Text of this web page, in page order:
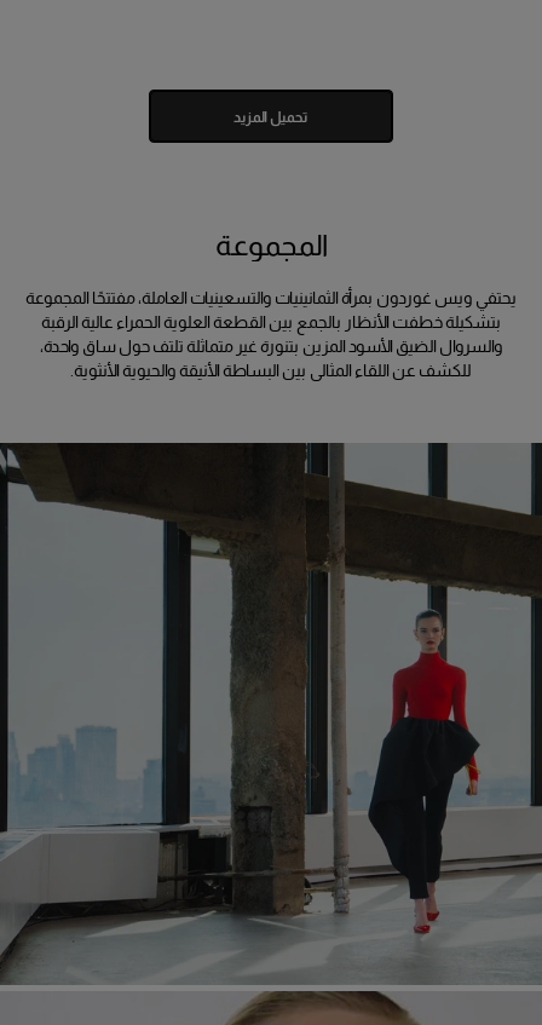
تحميل المزيد
المجموعة
يحتفي ويس غوردون بمرأة الثمانينيات والتسعينيات العاملة، مفتتحًا المجموعة
بتشكيلة خطفت الأنظار بالجمع بين القطعة العلوية الحمراء عالية الرقبة
والسروال الضيق الأسود المزين بتنورة غير متماثلة تلتف حول ساق واحدة،
للكشف عن اللقاء المثالي بين البساطة الأنيقة والحيوية الأنثوية.